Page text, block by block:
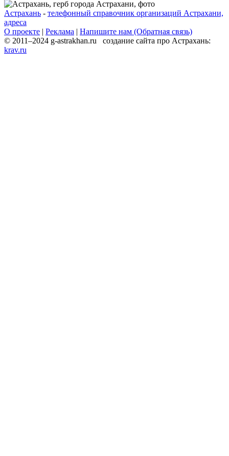
Астрахань - телефонный справочник организаций Астрахани,
адреса
О проекте | Реклама | Напишите нам (Обратная связь)
© 2011–2024 g-astrakhan.ru создание сайта про Астрахань:
krav.ru